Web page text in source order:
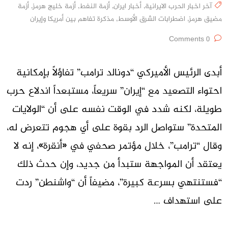
آخر اخبار الحرب الايرانية, أخبار ايران, أزمة النفط, أزمة خليج هرمز, أزمة
مضيق هرمز, اضطرابات الشرق الأوسط, مذكرة تفاهم بين أمريكا وإيران
أبدى الرئيس الأميركي “دونالد ترامب” تفاؤلاً بإمكانية
احتواء التصعيد مع “إيران” سريعاً، مستبعداً اندلاع حرب
طويلة، لكنه شدد في الوقت نفسه على أن “الولايات
المتحدة” ستواصل الرد بقوة على أي هجوم تتعرض له،
وقال “ترامب”، خلال مؤتمر صحفي في «أنقرة»، إنه لا
يعتقد أن المواجهة ستبدأ من جديد، وإن حدث ذلك
“فستنتهي بسرعة كبيرة”، مضيفاً أن “واشنطن” ردت
على استهداف …